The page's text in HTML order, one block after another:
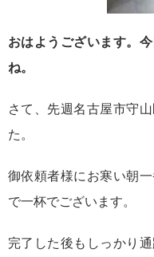
おはようございます。
ね。
さて、先週名古屋市守
た。
御依頼者様にお寒い朝
で一杯でございます。
完了した後もしっかり